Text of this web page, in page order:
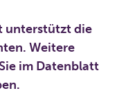
unterstützt die
Weitere
im Datenblatt